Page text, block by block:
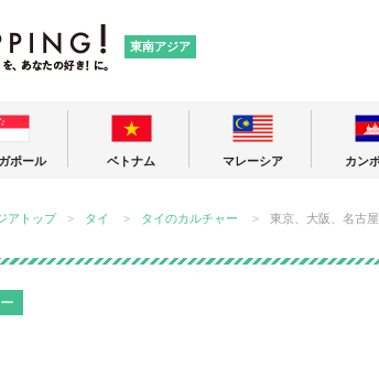
東南アジア
ポール ベトナム マレーシア カン
アトップ タイ タイのカルチャー 東京、大阪、名古